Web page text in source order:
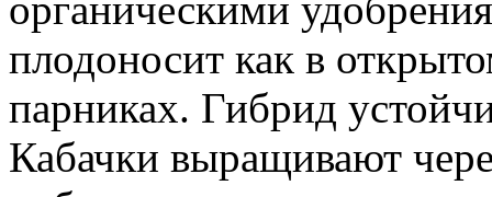
плодоносит как в
парниках. Гибрид
Кабачки выращивают